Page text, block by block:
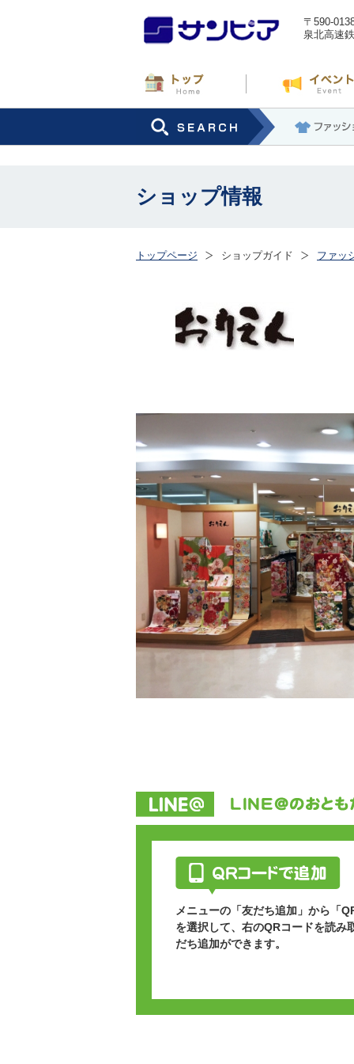
〒590-
泉北高速
ショップ情報
トップページ ショップガイド ファッ
メニューの「友だち追加」から「
を選択して、右のQRコードを読み
だち追加ができます。